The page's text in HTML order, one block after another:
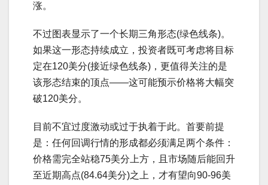
涨。
不过图表显示了一个长期三角形态(绿色线条)。
如果这一形态持续成立，投资者既可考虑将目标
定在120美分(接近绿色线条)，更值得关注的是
该形态结束的顶点——这可能预示价格将大幅突
破120美分。
目前不宜过度激动或过于执着于此。首要前提
是：任何回调行情的形成都必须满足两个条件：
价格需完全站稳75美分上方，且市场随后能回升
至近期高点(84.64美分)之上，才有望向90-96美